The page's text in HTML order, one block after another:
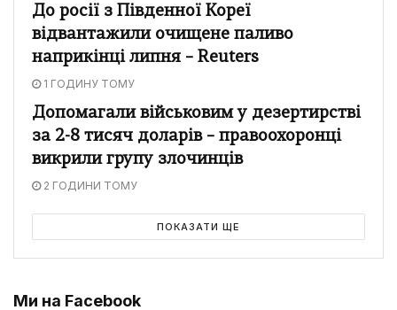
До росії з Південної Кореї
відвантажили очищене паливо
наприкінці липня – Reuters
1 ГОДИНУ ТОМУ
Допомагали військовим у дезертирстві
за 2-8 тисяч доларів – правоохоронці
викрили групу злочинців
2 ГОДИНИ ТОМУ
ПОКАЗАТИ ЩЕ
Ми на Facebook